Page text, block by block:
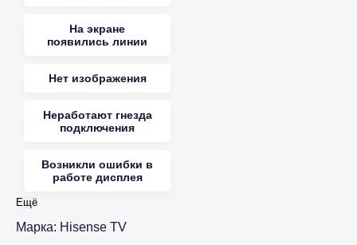
На экране
появились линии
Нет изображения
Неработают гнезда
подключения
Возникли ошибки в
работе дисплея
Ещё
Марка: Hisense TV